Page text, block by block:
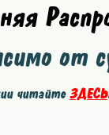
от
читайтеЗДЕСЬ